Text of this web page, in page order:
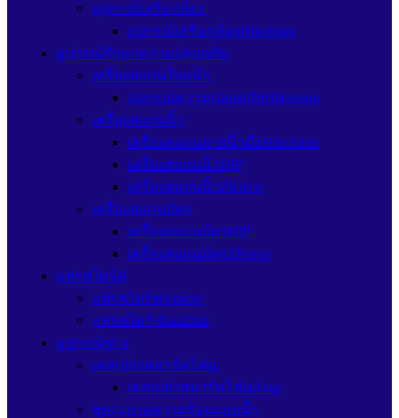
อุปกรณ์เสริมกล้อง
อุปกรณ์เสริมกล้องHikvision
อุปกรณ์รักษาความปลอดภัย
เครื่องสแกนใบหน้า
อุปกรณ์ความปลอดภัยHikvision
เครื่องสแกนนิ้ว
เครื่องสแกนลายนิ้วมือHikvision
เครื่องสแกนนิ้วHIP
เครื่องสแกนนิ้วZKteco
เครื่องสแกนบัตร
เครื่องสแกนบัตรHIP
เครื่องสแกนบัตรZKteco
แฟรชไดร์ฟ
แฟรชไดร์ฟApacer
แฟรชไดร์ฟSanDisk
อุปกรณ์ช่าง
เคสเปล่าสมาร์ทโฟน
เคสเปล่าสมาร์ทโฟนAsus
ชุดระบายความร้อนแบบน้ำ